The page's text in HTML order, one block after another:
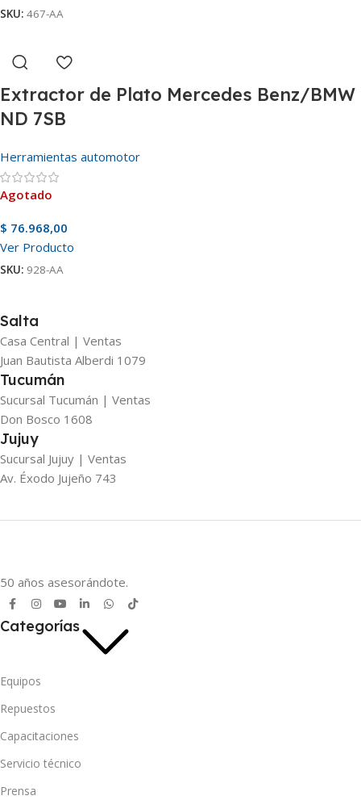
SKU: 467-AA
Extractor de Plato Mercedes Benz/BMW
ND 7SB
Herramientas automotor
Agotado
$ 76.968,00
Ver Producto
SKU: 928-AA
Salta
Casa Central | Ventas
Juan Bautista Alberdi 1079
Tucumán
Sucursal Tucumán | Ventas
Don Bosco 1608
Jujuy
Sucursal Jujuy | Ventas
Av. Éxodo Jujeño 743
50 años asesorándote.
Categorías
Equipos
Repuestos
Capacitaciones
Servicio técnico
Prensa